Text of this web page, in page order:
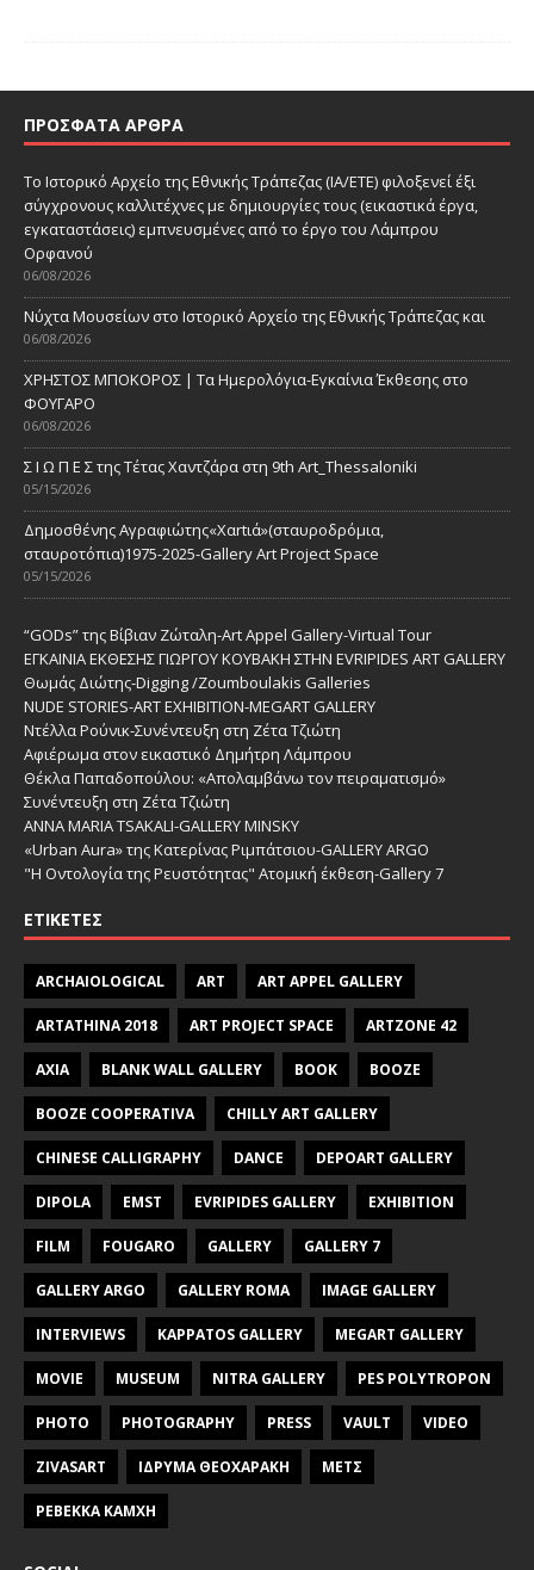
ΠΡΌΣΦΑΤΑ ΆΡΘΡΑ
Το Ιστορικό Αρχείο της Εθνικής Τράπεζας (ΙΑ/ΕΤΕ) φιλοξενεί έξι
σύγχρονους καλλιτέχνες με δημιουργίες τους (εικαστικά έργα,
εγκαταστάσεις) εμπνευσμένες από το έργο του Λάμπρου
Ορφανού
06/08/2026
Νύχτα Μουσείων στο Ιστορικό Αρχείο της Εθνικής Τράπεζας και
06/08/2026
ΧΡΗΣΤΟΣ ΜΠΟΚΟΡΟΣ | Τα Ημερολόγια-Εγκαίνια Έκθεσης στο
ΦΟΥΓΑΡΟ
06/08/2026
Σ Ι Ω Π Ε Σ της Τέτας Χαντζάρα στη 9th Art_Thessaloniki
05/15/2026
Δημοσθένης Αγραφιώτης«Xαrtιά»(σταυροδρόμια,
σταυροτόπια)1975-2025-Gallery Art Project Space
05/15/2026
“GODs” της Βίβιαν Ζώταλη-Art Appel Gallery-Virtual Tour
ΕΓΚΑΙΝΙΑ ΕΚΘΕΣΗΣ ΓΙΩΡΓΟΥ ΚΟΥΒΑΚΗ ΣΤΗΝ EVRIPIDES ART GALLERY
Θωμάς Διώτης-Digging /Zoumboulakis Galleries
NUDE STORIES-ΑRT EXHIBITION-MEGART GALLERY
Ντέλλα Ρούνικ-Συνέντευξη στη Ζέτα Τζιώτη
Αφιέρωμα στον εικαστικό Δημήτρη Λάμπρου
Θέκλα Παπαδοπούλου: «Απολαμβάνω τον πειραματισμό»
Συνέντευξη στη Ζέτα Τζιώτη
ANNA MARIA TSAKALI-GALLERY MINSKY
«Urban Aura» της Κατερίνας Ριμπάτσιου-GALLERY ARGO
"Η Οντολογία της Ρευστότητας" Ατομική έκθεση-Gallery 7
ΕΤΙΚΈΤΕΣ
ARCHAIOLOGICAL ART ART APPEL GALLERY
ARTATHINA 2018 ART PROJECT SPACE ARTZONE 42
AXIA BLANK WALL GALLERY BOOK BOOZE
BOOZE COOPERATIVA CHILLY ART GALLERY
CHINESE CALLIGRAPHY DANCE DEPOART GALLERY
DIPOLA EMST EVRIPIDES GALLERY EXHIBITION
FILM FOUGARO GALLERY GALLERY 7
GALLERY ARGO GALLERY ROMA IMAGE GALLERY
INTERVIEWS KAPPATOS GALLERY MEGART GALLERY
MOVIE MUSEUM NITRA GALLERY PES POLYTROPON
PHOTO PHOTOGRAPHY PRESS VAULT VIDEO
ZIVASART ΙΔΡΥΜΑ ΘΕΟΧΑΡΑΚΗ ΜΕΤΣ
ΡΕΒΕΚΚΑ ΚΑΜΧΗ